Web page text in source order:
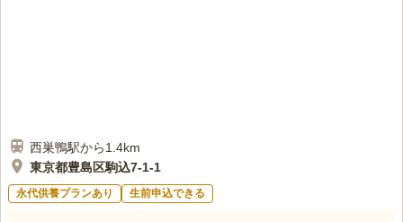
西巣鴨駅から1.4km
東京都豊島区駒込7-1-1
永代供養プランあり 生前申込できる